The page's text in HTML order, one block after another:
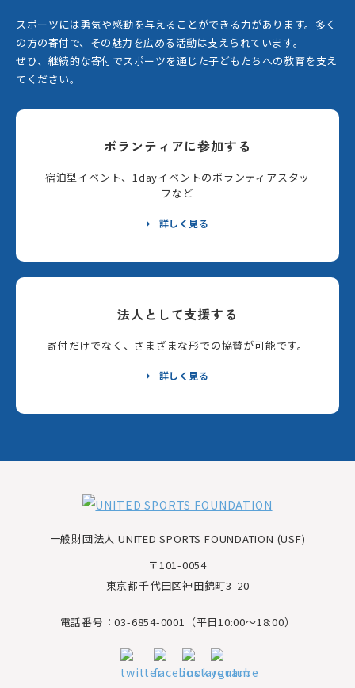
スポーツには勇気や感動を与えることができる力があります。 多く
の方の寄付で、その魅力を広める活動は支えられています。
ぜひ、継続的な寄付でスポーツを通じた子どもたちへの教育を支え
てください。
ボランティアに参加する
宿泊型イベント、1dayイベントのボランティアスタッ
フなど
詳しく見る
法人として支援する
寄付だけでなく、さまざまな形での協賛が可能です。
詳しく見る
一般財団法人 UNITED SPORTS FOUNDATION (USF)
〒101-0054
東京都千代田区神田錦町3-20
電話番号：03-6854-0001（平日10:00～18:00）